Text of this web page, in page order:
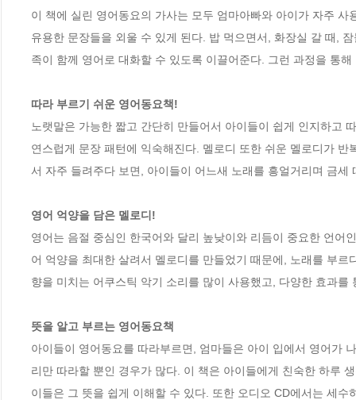
이 책에 실린 영어동요의 가사는 모두 엄마아빠와 아이가 자주
유용한 문장들을 외울 수 있게 된다. 밥 먹으면서, 화장실 갈 때,
족이 함께 영어로 대화할 수 있도록 이끌어준다. 그런 과정을 통
따라 부르기 쉬운 영어동요책!
노랫말은 가능한 짧고 간단히 만들어서 아이들이 쉽게 인지하고
연스럽게 문장 패턴에 익숙해진다. 멜로디 또한 쉬운 멜로디가
서 자주 들려주다 보면, 아이들이 어느새 노래를 흥얼거리며 금세
영어 억양을 담은 멜로디!
영어는 음절 중심인 한국어와 달리 높낮이와 리듬이 중요한 언어
어 억양을 최대한 살려서 멜로디를 만들었기 때문에, 노래를 부
향을 미치는 어쿠스틱 악기 소리를 많이 사용했고, 다양한 효과
뜻을 알고 부르는 영어동요책
아이들이 영어동요를 따라부르면, 엄마들은 아이 입에서 영어가
리만 따라할 뿐인 경우가 많다. 이 책은 아이들에게 친숙한 하루
이들은 그 뜻을 쉽게 이해할 수 있다. 또한 오디오 CD에서는 세